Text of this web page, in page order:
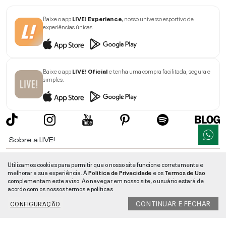
Baixe o appLIVE! Experience, nosso universo esportivo de
experiências únicas.
Baixe o appLIVE! Oficiale tenha uma compra facilitada, segura e
simples.
Sobre a LIVE!
Informações
Utilizamos cookies para permitir que o nosso site funcione corretamente e
melhorar a sua experiência. APolitica de Privacidade e osTermos de Uso
complementam este aviso. Ao navegar em nosso site, o usuário estará de
acordo com os nossos termos e políticas.
CONFIGURAÇÃO
CONTINUAR E FECHAR